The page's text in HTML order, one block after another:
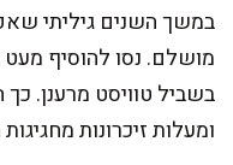
במשך השנים גיליתי
מושלם. נסו להוסיף מעט
בשביל טוויסט מרענן. כך
ומעלות זיכרונות